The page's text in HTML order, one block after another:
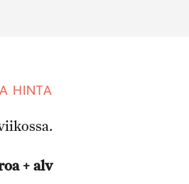
HINTA
+ alv